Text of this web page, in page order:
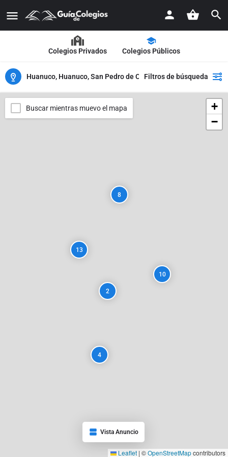
Colegios Privados Colegios Públicos
Huanuco, Huanuco, San Pedro de ChaulanFiltros de búsqueda
2
4
10
13
8
+
−
Leaflet | ©OpenStreetMapcontributors
Buscar mientras muevo el mapa
Vista Anuncio